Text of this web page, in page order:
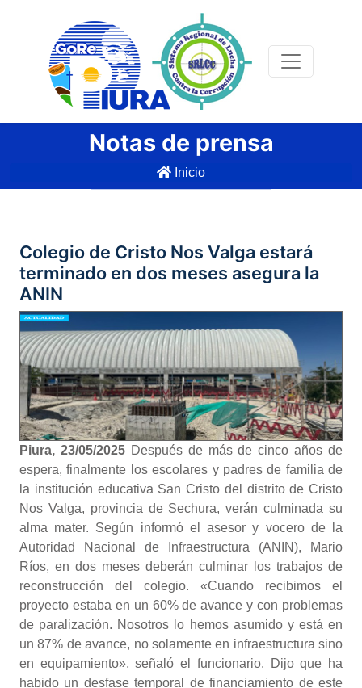
Notas de prensa
Inicio
Colegio de Cristo Nos Valga estará
terminado en dos meses asegura la
ANIN
Piura, 23/05/2025 Después de más de cinco años de
espera, finalmente los escolares y padres de familia de
la institución educativa San Cristo del distrito de Cristo
Nos Valga, provincia de Sechura, verán culminada su
alma mater. Según informó el asesor y vocero de la
Autoridad Nacional de Infraestructura (ANIN), Mario
Ríos, en dos meses deberán culminar los trabajos de
reconstrucción del colegio. «Cuando recibimos el
proyecto estaba en un 60% de avance y con problemas
de paralización. Nosotros lo hemos asumido y está en
un 87% de avance, no solamente en infraestructura sino
en equipamiento», señaló el funcionario. Dijo que ha
habido un desfase temporal de financiamiento de este